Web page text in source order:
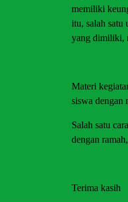
memiliki
itu, salah satu
yang dimiliki,
Materi
siswa dengan
Salah satu
dengan
Terima kasih